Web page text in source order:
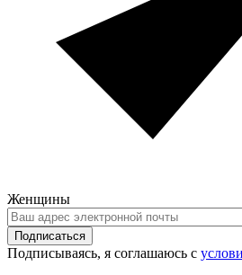
Женщины
Ваш
адрес
электронной
почты
Подписаться
Подписываясь, я соглашаюсь с